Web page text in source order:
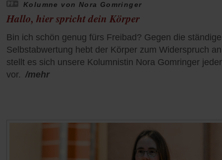
Kolumne von Nora Gomringer
Hallo, hier spricht dein Körper
Bin ich schön genug fürs Freibad? Gegen die ständige
Selbstabwertung hebt der Körper zum Widerspruch
stellt es sich unsere Kolumnistin Nora Gomringer
vor. /mehr